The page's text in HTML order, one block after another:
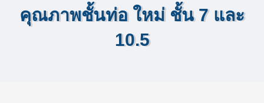
คุณภาพชั้นท่อ ใหม่ ชั้น 7 และ
10.5